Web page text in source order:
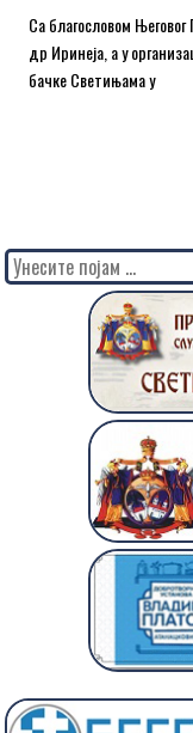
Са благословом
др Иринеја, а у
бачке Светињама у
Search
for: